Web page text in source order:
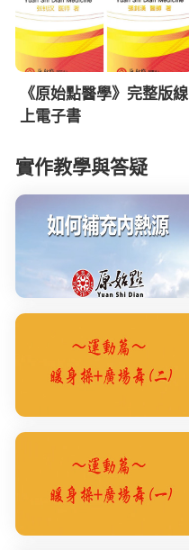
《原始點醫學》完整版線
上電子書
實作教學與答疑